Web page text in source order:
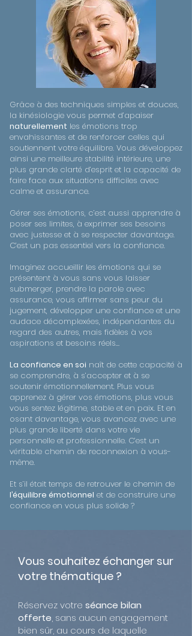
Grâce à des techniques simples et douces,
la kinésiologie vous permet d’apaiser
naturellement les émotions trop
envahissantes et de renforcer celles qui
soutiennent votre équilibre. Vous développez
ainsi une meilleure stabilité intérieure, une
plus grande clarté d’esprit et la capacité de
faire face aux situations difficiles avec
calme et assurance.
Gérer ses émotions, c’est aussi apprendre à
poser ses limites, à exprimer ses besoins
avec justesse et à se respecter davantage.
C’est un pas essentiel vers la confiance.
Imaginez accueillir les émotions qui se
présentent à vous sans vous laisser
submerger, prendre la parole avec
assurance, vous affirmer sans peur du
jugement, développer une confiance et une
audace décomplexées, indépendantes du
regard des autres, mais fidèles à vos
aspirations et besoins réels…
La confiance en soi naît de cette capacité à
se comprendre, à s’accepter et à se
soutenir émotionnellement. Plus vous
apprenez à gérer vos émotions, plus vous
vous sentez légitime, stable et en paix. Et en
osant davantage, vous avancez avec une
plus grande liberté dans votre vie
personnelle et professionnelle. C’est un
véritable chemin de reconnexion à vous-
même.
Et s’il était temps de retrouver le chemin de
l’équilibre émotionnel et de construire une
confiance en vous plus solide ?
Vous souhaitez échanger sur
votre thématique ?
Réservez votre séance bilan
offerte, sans aucun engagement
bien sûr, au cours de laquelle